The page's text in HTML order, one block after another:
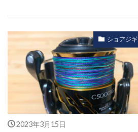
ショアジ
2023年3月15日